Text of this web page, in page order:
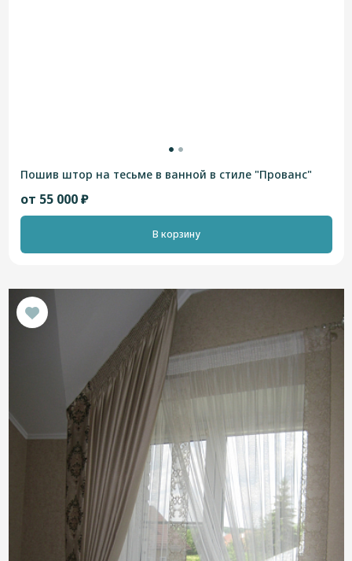
Пошив штор на тесьме в ванной в стиле "Прованс"
от 55 000 ₽
В корзину